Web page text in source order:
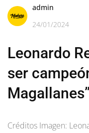
admin
24/01/2024
Leonardo
ser
Créditos Imagen: